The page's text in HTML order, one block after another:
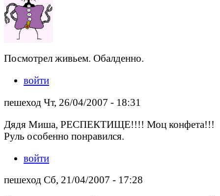
Посмотрел живьем. Обалденно.
войти
пешеход Чт, 26/04/2007 - 18:31
Дядя Миша, РЕСПЕКТИЩЕ!!!! Моц конфета!!!
Руль особенно понравился.
войти
пешеход Сб, 21/04/2007 - 17:28